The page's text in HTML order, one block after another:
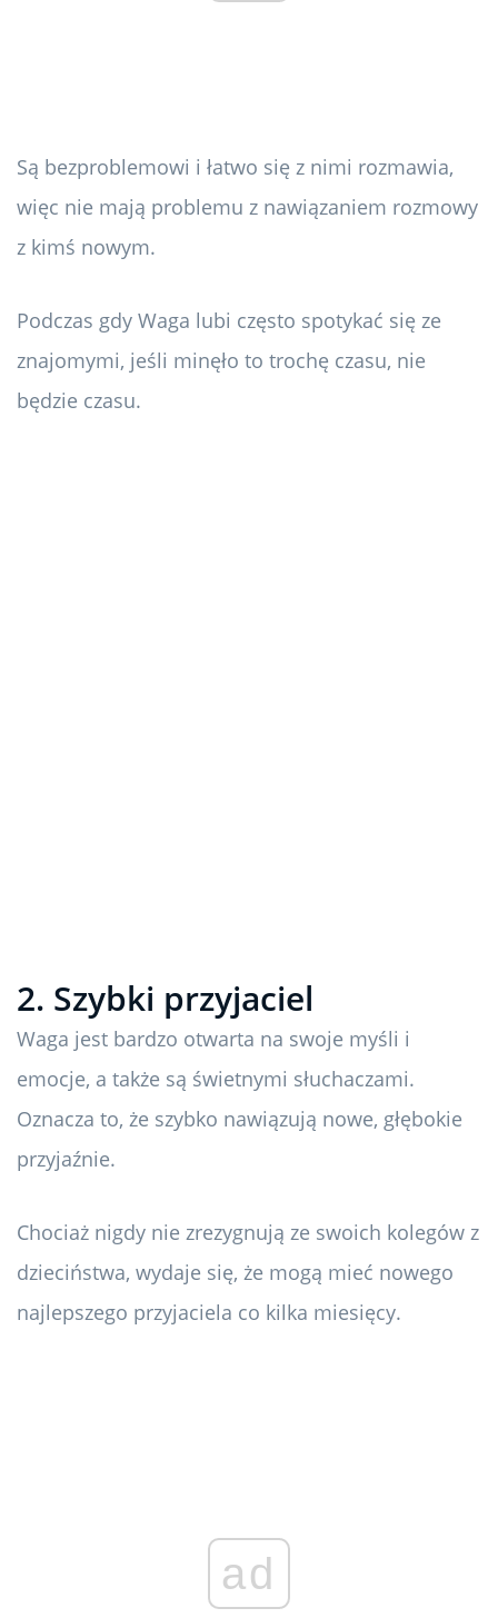
Są bezproblemowi i łatwo się z nimi rozmawia,
więc nie mają problemu z nawiązaniem rozmowy
z kimś nowym.
Podczas gdy Waga lubi często spotykać się ze
znajomymi, jeśli minęło to trochę czasu, nie
będzie czasu.
2. Szybki przyjaciel
Waga jest bardzo otwarta na swoje myśli i
emocje, a także są świetnymi słuchaczami.
Oznacza to, że szybko nawiązują nowe, głębokie
przyjaźnie.
Chociaż nigdy nie zrezygnują ze swoich kolegów z
dzieciństwa, wydaje się, że mogą mieć nowego
najlepszego przyjaciela co kilka miesięcy.
ad